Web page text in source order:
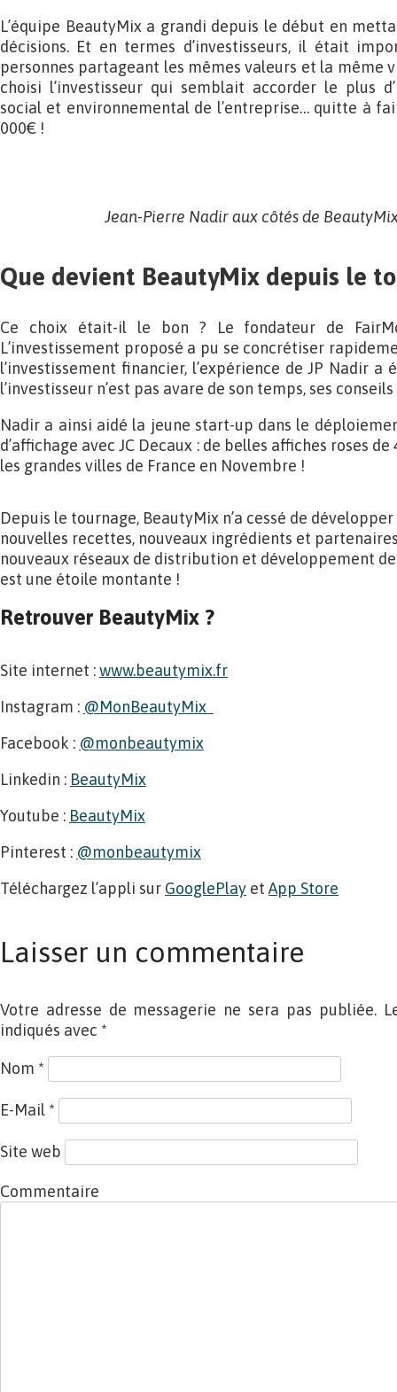
L’équipe BeautyMix a grandi depuis le début en
décisions. Et en termes d’investisseurs, il était
personnes partageant les mêmes valeurs et la même
choisi l’investisseur qui semblait accorder le plus
social et environnemental de l’entreprise… quitte à
000€ !
Jean-Pierre Nadir aux côtés de
Que devient BeautyMix depuis le
Ce choix était-il le bon ? Le fondateur de
L’investissement proposé a pu se concrétiser
l’investissement financier, l’expérience de JP Nadir
l’investisseur n’est pas avare de son temps, ses
Nadir a ainsi aidé la jeune start-up dans le
d’affichage avec JC Decaux : de belles affiches roses
les grandes villes de France en Novembre !
Depuis le tournage, BeautyMix n’a cessé de
nouvelles recettes, nouveaux ingrédients et
nouveaux réseaux de distribution et développement
est une étoile montante !
Retrouver BeautyMix ?
Site internet :www.beautymix.fr
Instagram : @MonBeautyMix
Facebook : @monbeautymix
Linkedin : BeautyMix
Youtube : BeautyMix
Pinterest : @monbeautymix
Téléchargez l’appli sur GooglePlay et App Store
Laisser un commentaire
Votre adresse de messagerie ne sera pas publiée.
indiqués avec *
Nom *
E-Mail *
Site web
Commentaire